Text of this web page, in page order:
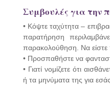
Συμβουλές για την
• Κόψτε ταχύτητα –
παρατήρηση
παρακολούθηση. Να είστε
• Προσπαθήστε να
• Γιατί νομίζετε ότι
ή τα μηνύματα της για